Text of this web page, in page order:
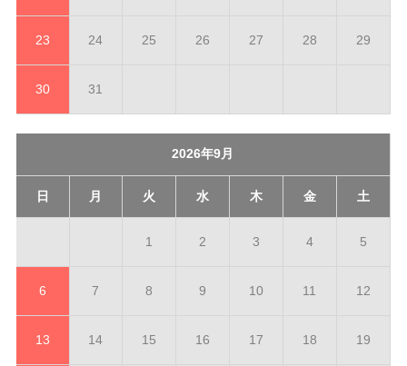
23 24 25 26 27 28 29
30 31
2026年9月
日 月 火 水 木 金 土
1 2 3 4 5
6 7 8 9 10 11 12
13 14 15 16 17 18 19